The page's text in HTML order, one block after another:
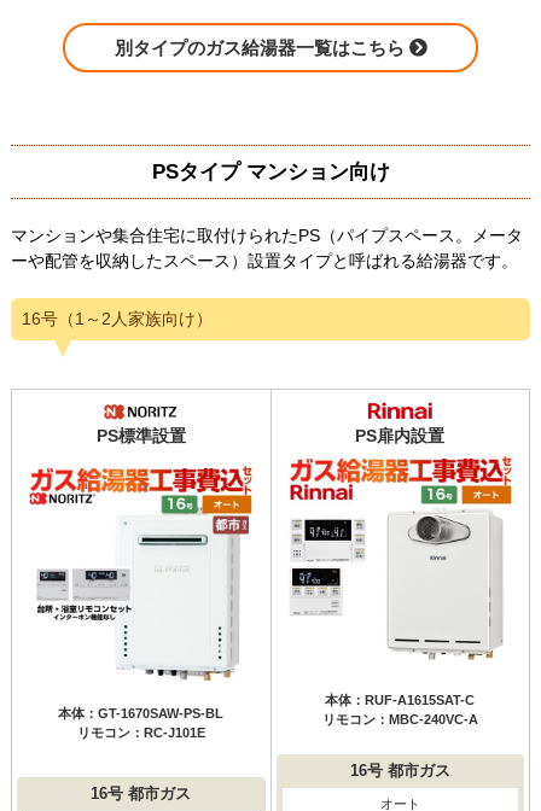
別タイプのガス給湯器一覧はこちら
PSタイプ マンション向け
マンションや集合住宅に取付けられたPS（パイプスペース。メータ
ーや配管を収納したスペース）設置タイプと呼ばれる給湯器です。
16号（1～2人家族向け）
PS標準設置
本体：GT-1670SAW-PS-BL
リモコン：RC-J101E
16号 都市ガス
PS扉内設置
本体：RUF-A1615SAT-C
リモコン：MBC-240VC-A
16号都市ガス
オート